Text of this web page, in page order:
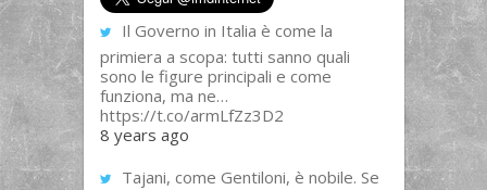
Il Governo in Italia è come la
primiera a scopa: tutti sanno quali
sono le figure principali e come
funziona, ma ne…
https://t.co/armLfZz3D2
8 years ago
Tajani, come Gentiloni, è nobile. Se